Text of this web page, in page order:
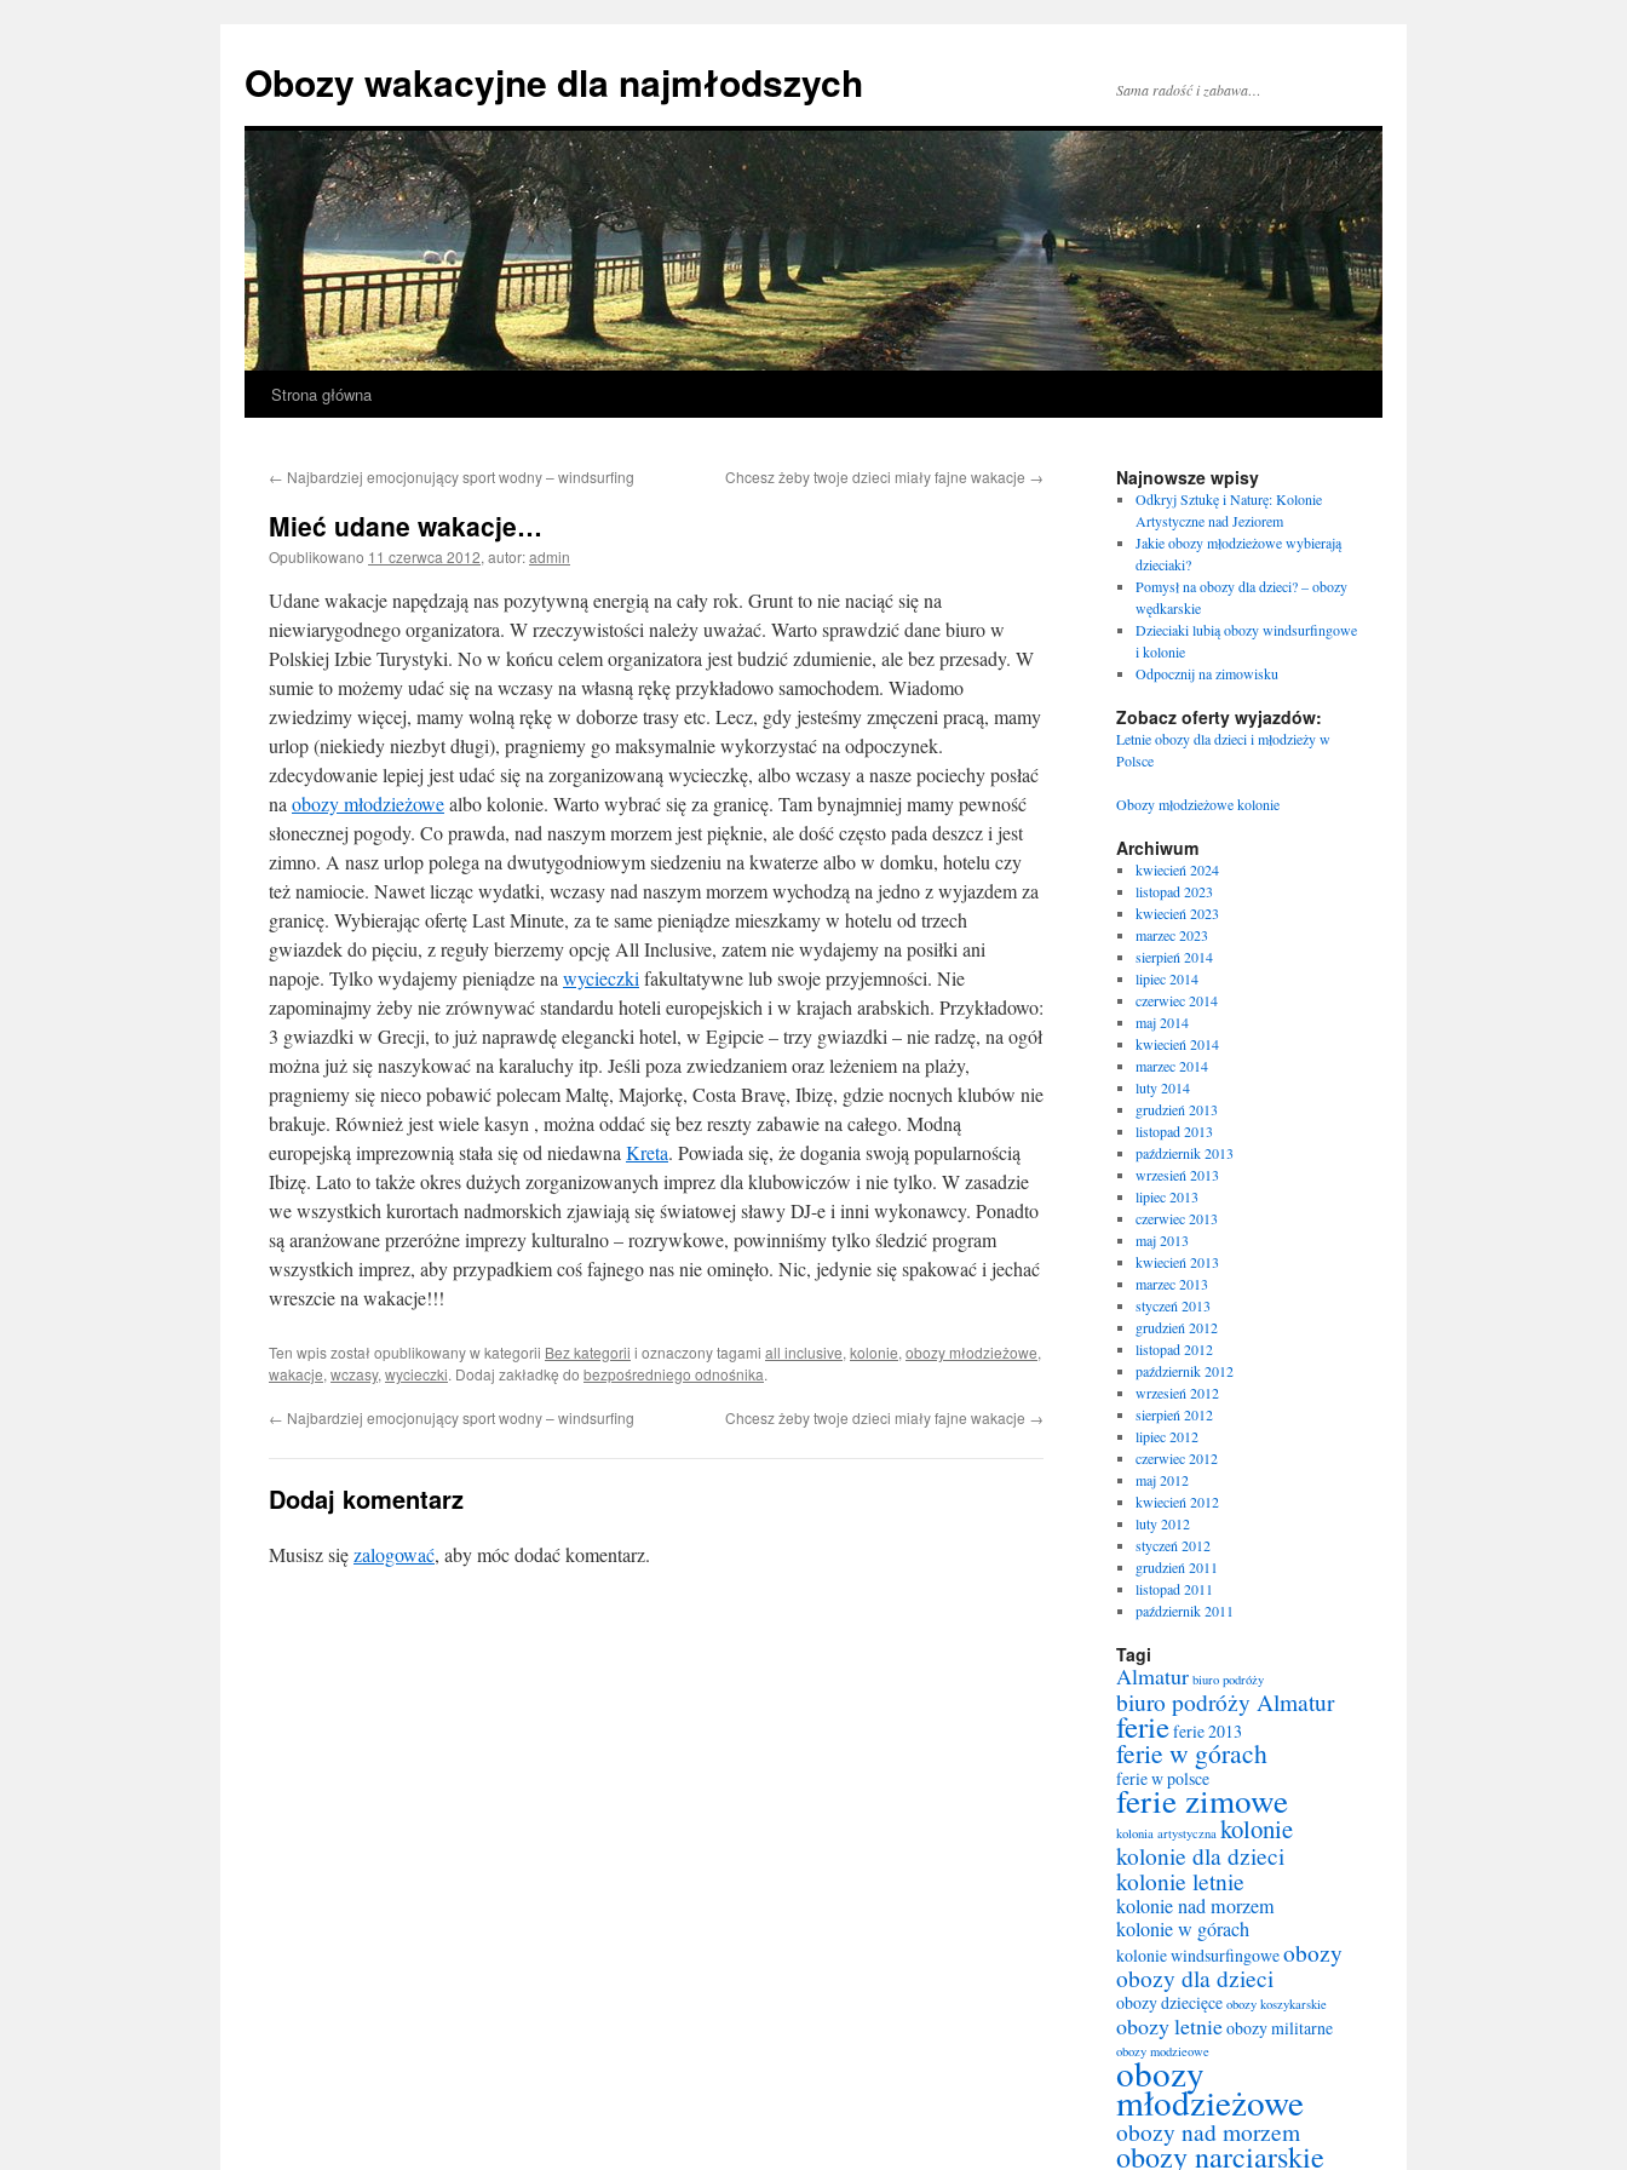
treści
Obozy wakacyjne dla najmłodszych Sama radość i zabawa…
Strona główna
← Najbardziej emocjonujący sport wodny – windsurfing Chcesz żeby twoje dzieci miały fajne wakacje →
Mieć udane wakacje…
Opublikowano 11 czerwca 2012, autor:admin
Udane wakacje napędzają nas pozytywną energią na cały rok. Grunt to nie naciąć się na
niewiarygodnego organizatora. W rzeczywistości należy uważać. Warto sprawdzić dane biuro w
Polskiej Izbie Turystyki. No w końcu celem organizatora jest budzić zdumienie, ale bez przesady. W
sumie to możemy udać się na wczasy na własną rękę przykładowo samochodem. Wiadomo
zwiedzimy więcej, mamy wolną rękę w doborze trasy etc. Lecz, gdy jesteśmy zmęczeni pracą, mamy
urlop (niekiedy niezbyt długi), pragniemy go maksymalnie wykorzystać na odpoczynek.
zdecydowanie lepiej jest udać się na zorganizowaną wycieczkę, albo wczasy a nasze pociechy posłać
na obozy młodzieżowealbo kolonie. Warto wybrać się za granicę. Tam bynajmniej mamy pewność
słonecznej pogody. Co prawda, nad naszym morzem jest pięknie, ale dość często pada deszcz i jest
zimno. A nasz urlop polega na dwutygodniowym siedzeniu na kwaterze albo w domku, hotelu czy
też namiocie. Nawet licząc wydatki, wczasy nad naszym morzem wychodzą na jedno z wyjazdem za
granicę. Wybierając ofertę Last Minute, za te same pieniądze mieszkamy w hotelu od trzech
gwiazdek do pięciu, z reguły bierzemy opcję All Inclusive, zatem nie wydajemy na posiłki ani
napoje. Tylko wydajemy pieniądze na wycieczki fakultatywne lub swoje przyjemności. Nie
zapominajmy żeby nie zrównywać standardu hoteli europejskich i w krajach arabskich. Przykładowo:
3 gwiazdki w Grecji, to już naprawdę elegancki hotel, w Egipcie – trzy gwiazdki – nie radzę, na ogół
można już się naszykować na karaluchy itp. Jeśli poza zwiedzaniem oraz leżeniem na plaży,
pragniemy się nieco pobawić polecam Maltę, Majorkę, Costa Bravę, Ibizę, gdzie nocnych klubów nie
brakuje. Również jest wiele kasyn , można oddać się bez reszty zabawie na całego. Modną
europejską imprezownią stała się od niedawna Kreta. Powiada się, że dogania swoją popularnością
Ibizę. Lato to także okres dużych zorganizowanych imprez dla klubowiczów i nie tylko. W zasadzie
we wszystkich kurortach nadmorskich zjawiają się światowej sławy DJ-e i inni wykonawcy. Ponadto
są aranżowane przeróżne imprezy kulturalno – rozrywkowe, powinniśmy tylko śledzić program
wszystkich imprez, aby przypadkiem coś fajnego nas nie ominęło. Nic, jedynie się spakować i jechać
wreszcie na wakacje!!!
Ten wpis został opublikowany w kategorii Bez kategorii i oznaczony tagami all inclusive, kolonie, obozy młodzieżowe,
wakacje, wczasy, wycieczki. Dodaj zakładkę do bezpośredniego odnośnika.
← Najbardziej emocjonujący sport wodny – windsurfing Chcesz żeby twoje dzieci miały fajne wakacje →
Dodaj komentarz
Musisz sięzalogować, aby móc dodać komentarz.
Najnowsze wpisy
Odkryj Sztukę i Naturę: Kolonie
Artystyczne nad Jeziorem
Jakie obozy młodzieżowe wybierają
dzieciaki?
Pomysł na obozy dla dzieci? – obozy
wędkarskie
Dzieciaki lubią obozy windsurfingowe
i kolonie
Odpocznij na zimowisku
Zobacz oferty wyjazdów:
Letnie obozy dla dzieci i młodzieży w
Polsce
Obozy młodzieżowe kolonie
Archiwum
kwiecień 2024
listopad 2023
kwiecień 2023
marzec 2023
sierpień 2014
lipiec 2014
czerwiec 2014
maj 2014
kwiecień 2014
marzec 2014
luty 2014
grudzień 2013
listopad 2013
październik 2013
wrzesień 2013
lipiec 2013
czerwiec 2013
maj 2013
kwiecień 2013
marzec 2013
styczeń 2013
grudzień 2012
listopad 2012
październik 2012
wrzesień 2012
sierpień 2012
lipiec 2012
czerwiec 2012
maj 2012
kwiecień 2012
luty 2012
styczeń 2012
grudzień 2011
listopad 2011
październik 2011
Tagi
Almatur biuro podróży
biuro podróży Almatur
ferieferie 2013
ferie w górach
ferie w polsce
ferie zimowe
kolonia artystyczna kolonie
kolonie dla dzieci
kolonie letnie
kolonie nad morzem
kolonie w górach
kolonie windsurfingoweobozy
obozy dla dzieci
obozy dziecięce obozy koszykarskie
obozy letnieobozy militarne
obozy modzieowe
obozy
młodzieżowe
obozy nad morzem
obozy narciarskie